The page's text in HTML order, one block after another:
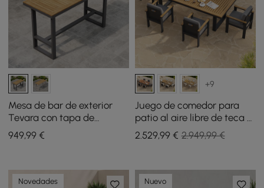
Mesa de bar de exterior
Tevara con tapa de
listones de madera de teca
y estructura de aluminio
949,99 €
+9
Juego de comedor para
patio al aire libre de teca y
aluminio rectangular de 7
piezas Tevara para 6
2.529,99€ 2.949,99 €
Novedades Nuevo